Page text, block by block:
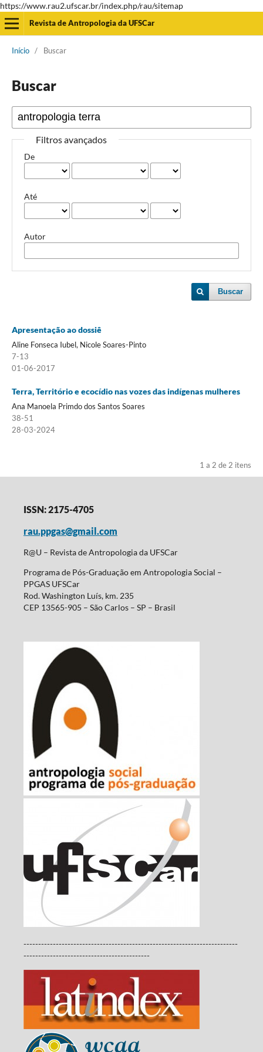
https://www.rau2.ufscar.br/index.php/rau/sitemap
Revista de Antropologia da UFSCar
Início / Buscar
Buscar
Filtros avançados
De
Até
Autor
Buscar
Apresentação ao dossiê
Aline Fonseca Iubel, Nicole Soares-Pinto
7-13
01-06-2017
Terra, Território e ecocídio nas vozes das indígenas mulheres
Ana Manoela Primdo dos Santos Soares
38-51
28-03-2024
1 a 2 de 2 itens
ISSN: 2175-4705
rau.ppgas@gmail.com
R@U – Revista de Antropologia da UFSCar
Programa de Pós-Graduação em Antropologia Social –
PPGAS UFSCar
Rod. Washington Luís, km. 235
CEP 13565-905 – São Carlos – SP – Brasil
-------------------------------------------------------------------------
-------------------------------------------